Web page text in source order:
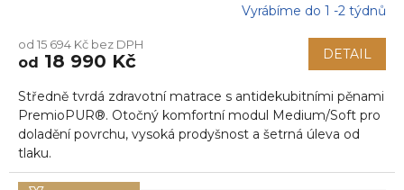
produktu
je
z
5
hvězdiček.
Vyrábíme do 1 -2 týdnů
od 15 694 Kč bez DPH
od 18 990 Kč DETAIL
Středně tvrdá zdravotní matrace s antidekubitními pěnami
PremioPUR®. Otočný komfortní modul Medium/Soft pro
doladění povrchu, vysoká prodyšnost a šetrná úleva od
tlaku.